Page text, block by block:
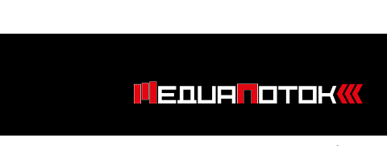
агентство
"МедиаПоток"